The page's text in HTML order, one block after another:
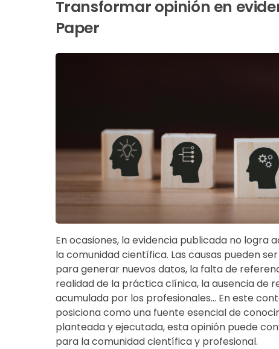
Transformar opinión en
Paper
En ocasiones, la evidencia publicada no
la comunidad científica. Las causas pueden
para generar nuevos datos, la falta de
realidad de la práctica clínica, la ausencia de
acumulada por los profesionales... En este
posiciona como una fuente esencial de
planteada y ejecutada, esta opinión puede
para la comunidad científica y profesional.